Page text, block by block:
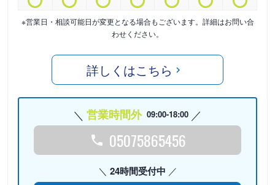
※営業日・相談可能日が変更となる場合もございます。詳細はお問い合
わせください。
詳しくはこちら
営業時間外 09:00-18:00
05075865456
24時間受付中